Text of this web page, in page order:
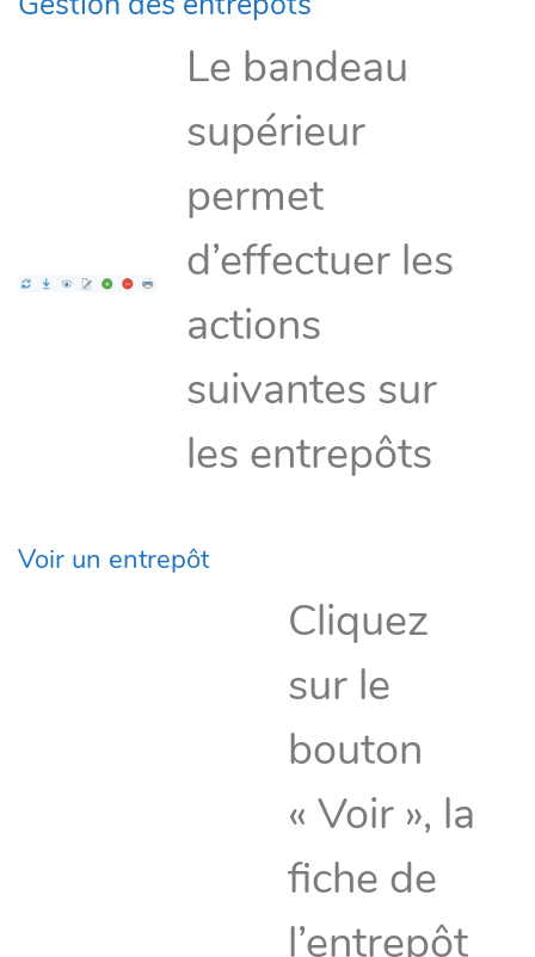
Le bandeau
supérieur
permet
d’effectuer les
actions
suivantes sur
les entrepôts
Voir un entrepôt
Cliquez
sur le
bouton
« Voir », la
fiche de
l’entrepôt